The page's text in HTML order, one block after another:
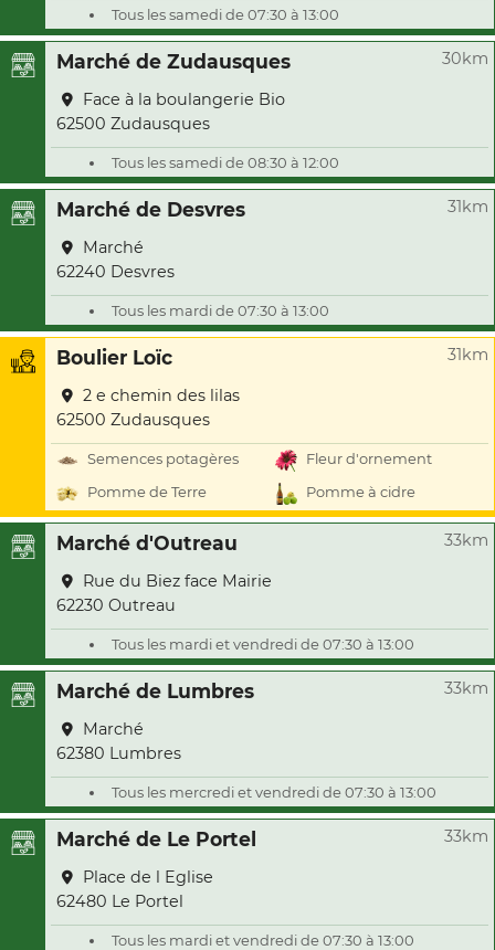
Tous les samedi de 07:30 à 13:00
Marché de Zudausques 30km
Face à la boulangerie Bio
62500 Zudausques
Tous les samedi de 08:30 à 12:00
Marché de Desvres 31km
Marché
62240 Desvres
Tous les mardi de 07:30 à 13:00
Boulier Loïc 31km
2 e chemin des lilas
62500 Zudausques
Semences potagères
Fleur d'ornement
Pomme de Terre
Pomme à cidre
Marché d'Outreau 33km
Rue du Biez face Mairie
62230 Outreau
Tous les mardi et vendredi de 07:30 à 13:00
Marché de Lumbres 33km
Marché
62380 Lumbres
Tous les mercredi et vendredi de 07:30 à 13:00
Marché de Le Portel 33km
Place de l Eglise
62480 Le Portel
Tous les mardi et vendredi de 07:30 à 13:00